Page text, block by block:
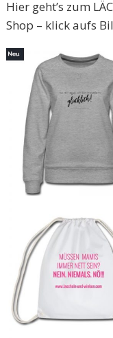
Hier geht’s zum
Shop – klick aufs